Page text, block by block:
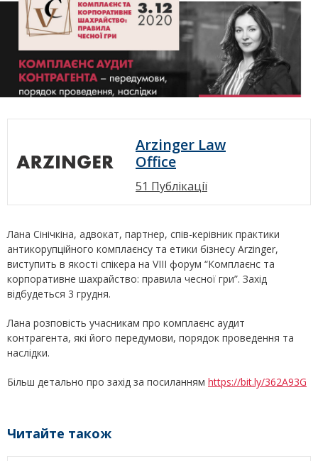
Arzinger Law
Office
51 Публікації
Лана Сінічкіна, адвокат, партнер, спів-керівник практики
антикорупційного комплаєнсу та етики бізнесу Arzinger,
виступить в якості спікера на VIII форум “Комплаєнс та
корпоративне шахрайство: правила чесної гри”. Захід
відбудеться 3 грудня.
Лана розповість учасникам про комплаєнс аудит
контрагента, які його передумови, порядок проведення та
наслідки.
Більш детально про захід за посиланням https://bit.ly/362A93G
Читайте також